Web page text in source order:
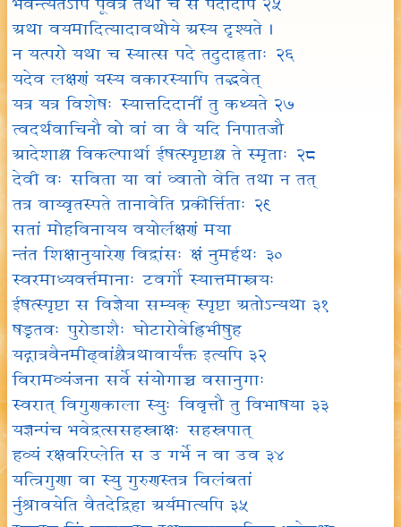
अथा वयमादित्यादावथोये अस्य दृश्यते ।
न यत्परो यथा च स्यात्स पदे तदुदाहृताः २६
यदेव लक्षणं यस्य वकारस्यापि तद्भवेत्
यत्र यत्र विशेषः स्यात्तदिदानीं तु कथ्यते २७
त्वदर्थवाचिनौ वो वां वा वै यदि निपातजौ
आदेशाश्च विकल्पार्था ईषत्स्पृष्टाश्च ते स्मृताः २८
देवी वः सविता या वां व्वातो वेति तथा न तत्
तत्र वाय्वृतस्पते तानावेति प्रकीर्त्तिताः २९
सतां मोहविनायय वयोर्लक्षणं मया
न्तंत शिक्षानुयारेण विद्वांसः क्षं नुमर्हथः ३०
स्वरमाध्यवर्त्तमानाः टवर्गो स्यात्तमास्त्रयः
ईषत्स्पृष्टा स विज्ञेया सम्यक् स्पृष्टा अतोऽन्यथा ३१
षडृतवः पुरोडाशैः घोटारोवेह्रिभीषुह
यद्गात्रवैनमीढ्वांश्चैत्रथावार्यंक्त इत्यपि ३२
विरामव्यंजना सर्वे संयोगाच्च वसानुगाः
स्वरात् विगुणकाला स्युः विवृत्तौ तु विभाषया ३३
यज्ञन्पंच भवेद्वत्ससहस्राक्षः सहस्रपात्
हव्यं रक्षवरिप्लेति स उ गर्भे न वा उव ३४
यत्त्रिगुणा वा स्यु गुरुणस्तत्र विलंबतां
र्नुश्रावयेति वैतदेद्विहा अर्यमात्यपि ३५